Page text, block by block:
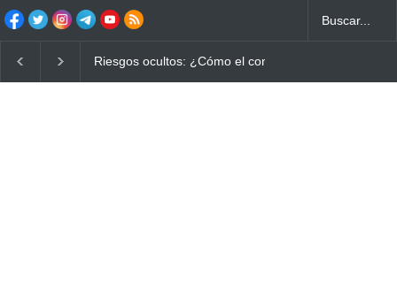
Ayuno Digital: La Estrategia Esencial para Mejorar tu